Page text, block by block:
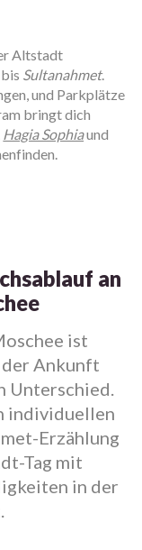
Altstadt
Sultanahmet.
und Parkplätze
bringt dich
Hagia Sophiaund
an
ist
der Ankunft
Unterschied.
individuellen
Erzählung
Tag mit
in der